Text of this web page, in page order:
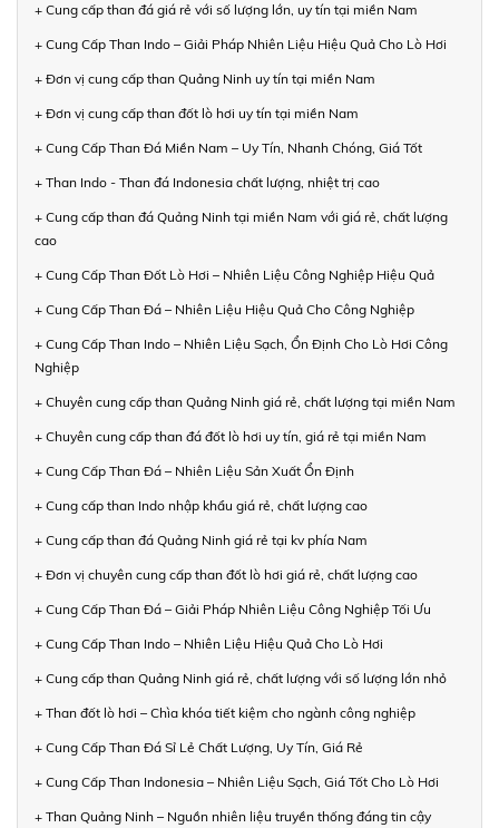
+ Cung cấp than đá giá rẻ với số lượng lớn, uy tín tại miền Nam
+ Cung Cấp Than Indo – Giải Pháp Nhiên Liệu Hiệu Quả Cho Lò Hơi
+ Đơn vị cung cấp than Quảng Ninh uy tín tại miền Nam
+ Đơn vị cung cấp than đốt lò hơi uy tín tại miền Nam
+ Cung Cấp Than Đá Miền Nam – Uy Tín, Nhanh Chóng, Giá Tốt
+ Than Indo - Than đá Indonesia chất lượng, nhiệt trị cao
+ Cung cấp than đá Quảng Ninh tại miền Nam với giá rẻ, chất lượng
cao
+ Cung Cấp Than Đốt Lò Hơi – Nhiên Liệu Công Nghiệp Hiệu Quả
+ Cung Cấp Than Đá – Nhiên Liệu Hiệu Quả Cho Công Nghiệp
+ Cung Cấp Than Indo – Nhiên Liệu Sạch, Ổn Định Cho Lò Hơi Công
Nghiệp
+ Chuyên cung cấp than Quảng Ninh giá rẻ, chất lượng tại miền Nam
+ Chuyên cung cấp than đá đốt lò hơi uy tín, giá rẻ tại miền Nam
+ Cung Cấp Than Đá – Nhiên Liệu Sản Xuất Ổn Định
+ Cung cấp than Indo nhập khẩu giá rẻ, chất lượng cao
+ Cung cấp than đá Quảng Ninh giá rẻ tại kv phía Nam
+ Đơn vị chuyên cung cấp than đốt lò hơi giá rẻ, chất lượng cao
+ Cung Cấp Than Đá – Giải Pháp Nhiên Liệu Công Nghiệp Tối Ưu
+ Cung Cấp Than Indo – Nhiên Liệu Hiệu Quả Cho Lò Hơi
+ Cung cấp than Quảng Ninh giá rẻ, chất lượng với số lượng lớn nhỏ
+ Than đốt lò hơi – Chìa khóa tiết kiệm cho ngành công nghiệp
+ Cung Cấp Than Đá Sỉ Lẻ Chất Lượng, Uy Tín, Giá Rẻ
+ Cung Cấp Than Indonesia – Nhiên Liệu Sạch, Giá Tốt Cho Lò Hơi
+ Than Quảng Ninh – Nguồn nhiên liệu truyền thống đáng tin cậy